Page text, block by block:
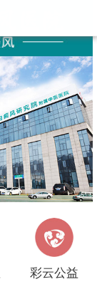
彩云公益